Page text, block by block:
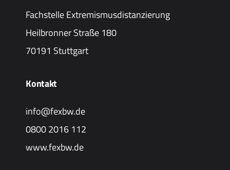
Fachstelle Extremismusdistanzierung
Heilbronner Straße 180
70191 Stuttgart
Kontakt
info@fexbw.de
0800 2016 112
www.fexbw.de